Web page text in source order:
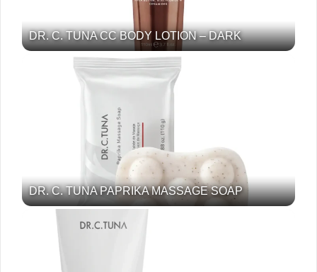
DR. C. TUNA CC BODY LOTION – DARK
DR. C. TUNA PAPRIKA MASSAGE SOAP